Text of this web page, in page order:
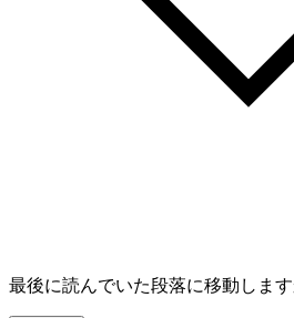
最後に読んでいた段落に移動します